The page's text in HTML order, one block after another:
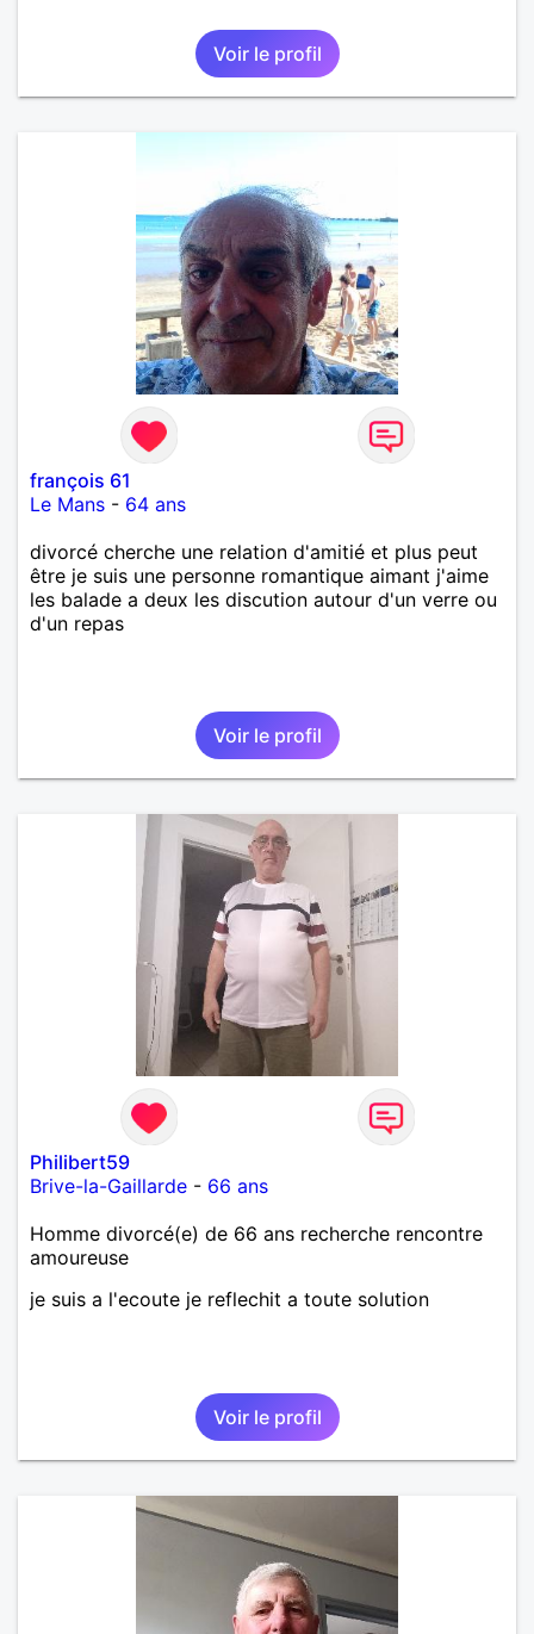
Voir le profil
françois 61
Le Mans - 64 ans
divorcé cherche une relation d'amitié et plus peut
être je suis une personne romantique aimant j'aime
les balade a deux les discution autour d'un verre ou
d'un repas
Voir le profil
Philibert59
Brive-la-Gaillarde - 66 ans
Homme divorcé(e) de 66 ans recherche rencontre
amoureuse
je suis a l'ecoute je reflechit a toute solution
Voir le profil